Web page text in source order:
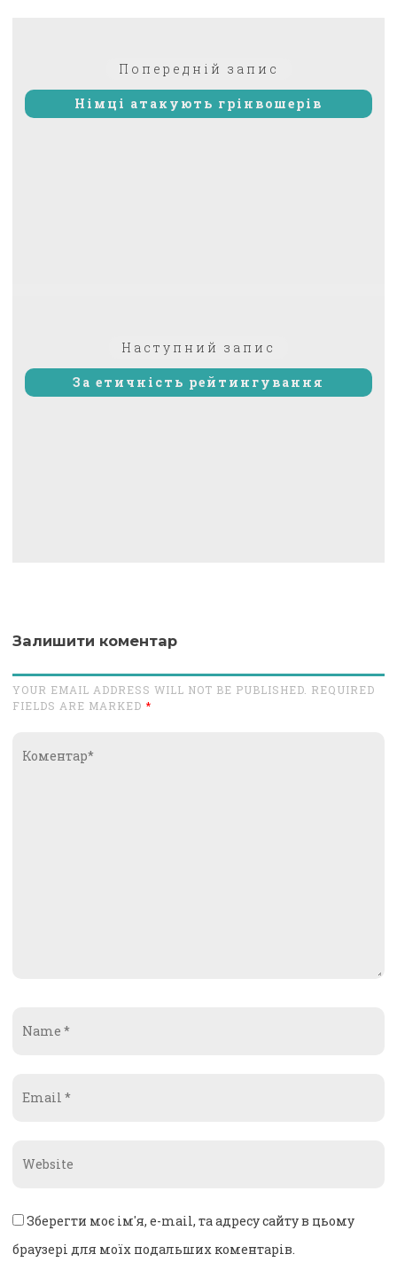
Попередній запис
Німці атакують грінвошерів
Наступний запис
За етичність рейтингування
Залишити коментар
YOUR EMAIL ADDRESS WILL NOT BE PUBLISHED. REQUIRED
FIELDS ARE MARKED *
Зберегти моє ім'я, e-mail, та адресу сайту в цьому
браузері для моїх подальших коментарів.